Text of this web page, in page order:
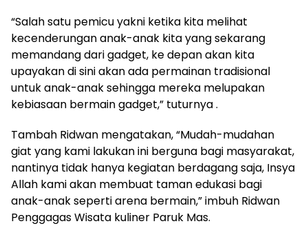
“Salah satu pemicu yakni ketika kita melihat
kecenderungan anak-anak kita yang sekarang
memandang dari gadget, ke depan akan kita
upayakan di sini akan ada permainan tradisional
untuk anak-anak sehingga mereka melupakan
kebiasaan bermain gadget,” tuturnya .
Tambah Ridwan mengatakan, “Mudah-mudahan
giat yang kami lakukan ini berguna bagi masyarakat,
nantinya tidak hanya kegiatan berdagang saja, Insya
Allah kami akan membuat taman edukasi bagi
anak-anak seperti arena bermain,” imbuh Ridwan
Penggagas Wisata kuliner Paruk Mas.